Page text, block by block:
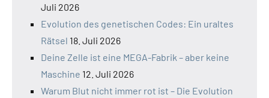
Juli 2026
Evolution des genetischen Codes: Ein uraltes
Rätsel 18. Juli 2026
Deine Zelle ist eine MEGA-Fabrik – aber keine
Maschine 12. Juli 2026
Warum Blut nicht immer rot ist – Die Evolution